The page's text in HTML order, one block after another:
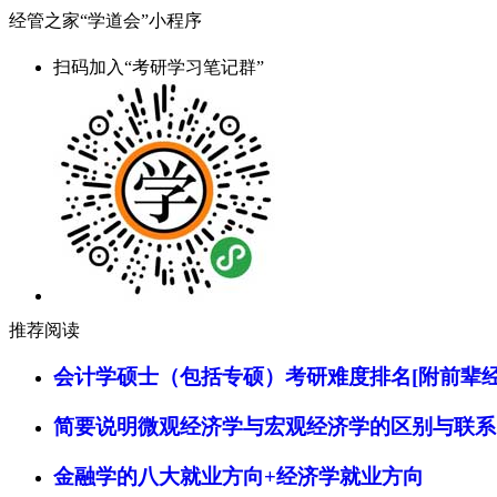
经管之家“学道会”小程序
扫码加入“考研学习笔记群”
推荐阅读
会计学硕士（包括专硕）考研难度排名[附前辈
简要说明微观经济学与宏观经济学的区别与联系
金融学的八大就业方向+经济学就业方向